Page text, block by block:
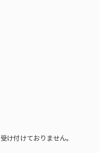
け付けておりません。